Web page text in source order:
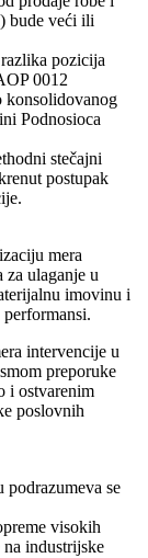
bude veći ili
pozicija
0012
konsolidovanog
Podnosioca
stečajni
postupak
mera
za ulaganje u
imovinu i
intervencije u
preporuke
i ostvarenim
poslovnih
podrazumeva se
visokih
industrijske